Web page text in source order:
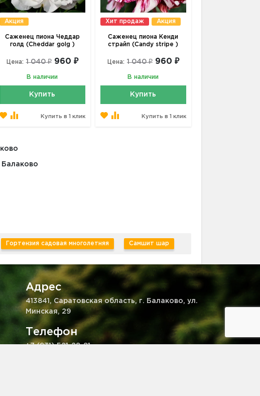
Акция
Саженец пиона Чеддар
голд (Cheddar golg )
Цена: 1 040 ₽ 960 ₽
В наличии
Купить
Купить в 1 клик
Хит продаж Акция
Саженец пиона Кенди
страйп (Candy stripe )
Цена: 1 040 ₽ 960 ₽
В наличии
Купить
Купить в 1 клик
Балаково
Гортензия садовая многолетняя Самшит шар
Адрес
413841, Саратовская область, г. Балаково, ул.
Минская, 29
Телефон
+7 (931) 521-28-81